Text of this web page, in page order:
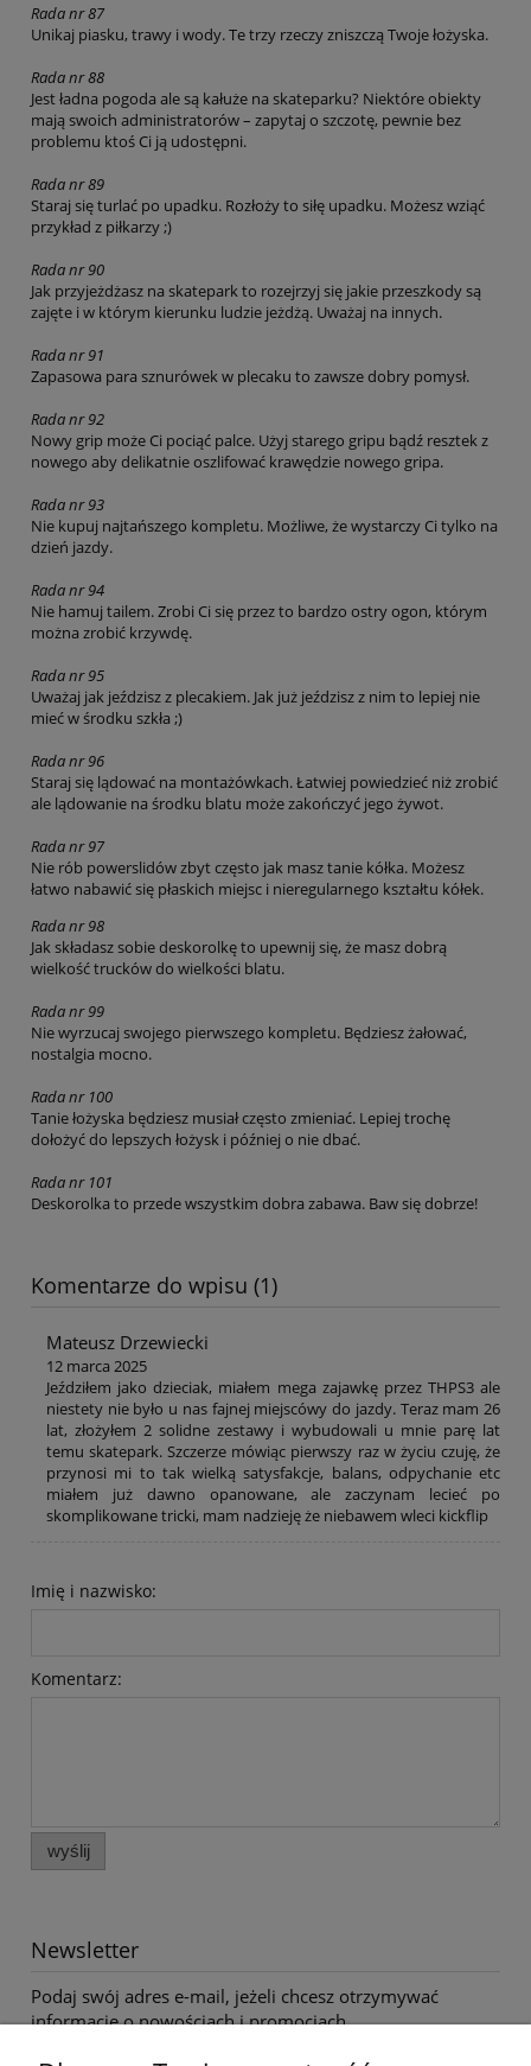
Rada nr 87
Unikaj piasku, trawy i wody. Te trzy rzeczy zniszczą Twoje łożyska.
Rada nr 88
Jest ładna pogoda ale są kałuże na skateparku? Niektóre obiekty
mają swoich administratorów – zapytaj o szczotę, pewnie bez
problemu ktoś Ci ją udostępni.
Rada nr 89
Staraj się turlać po upadku. Rozłoży to siłę upadku. Możesz wziąć
przykład z piłkarzy ;)
Rada nr 90
Jak przyjeżdżasz na skatepark to rozejrzyj się jakie przeszkody są
zajęte i w którym kierunku ludzie jeżdżą. Uważaj na innych.
Rada nr 91
Zapasowa para sznurówek w plecaku to zawsze dobry pomysł.
Rada nr 92
Nowy grip może Ci pociąć palce. Użyj starego gripu bądź resztek z
nowego aby delikatnie oszlifować krawędzie nowego gripa.
Rada nr 93
Nie kupuj najtańszego kompletu. Możliwe, że wystarczy Ci tylko na
dzień jazdy.
Rada nr 94
Nie hamuj tailem. Zrobi Ci się przez to bardzo ostry ogon, którym
można zrobić krzywdę.
Rada nr 95
Uważaj jak jeździsz z plecakiem. Jak już jeździsz z nim to lepiej nie
mieć w środku szkła ;)
Rada nr 96
Staraj się lądować na montażówkach. Łatwiej powiedzieć niż zrobić
ale lądowanie na środku blatu może zakończyć jego żywot.
Rada nr 97
Nie rób powerslidów zbyt często jak masz tanie kółka. Możesz
łatwo nabawić się płaskich miejsc i nieregularnego kształtu kółek.
Rada nr 98
Jak składasz sobie deskorolkę to upewnij się, że masz dobrą
wielkość trucków do wielkości blatu.
Rada nr 99
Nie wyrzucaj swojego pierwszego kompletu. Będziesz żałować,
nostalgia mocno.
Rada nr 100
Tanie łożyska będziesz musiał często zmieniać. Lepiej trochę
dołożyć do lepszych łożysk i później o nie dbać.
Rada nr 101
Deskorolka to przede wszystkim dobra zabawa. Baw się dobrze!
Komentarze do wpisu (1)
Mateusz Drzewiecki
12 marca 2025
Jeździłem jako dzieciak, miałem mega zajawkę przez THPS3 ale
niestety nie było u nas fajnej miejscówy do jazdy. Teraz mam 26
lat, złożyłem 2 solidne zestawy i wybudowali u mnie parę lat
temu skatepark. Szczerze mówiąc pierwszy raz w życiu czuję, że
przynosi mi to tak wielką satysfakcje, balans, odpychanie etc
miałem już dawno opanowane, ale zaczynam lecieć po
skomplikowane tricki, mam nadzieję że niebawem wleci kickflip
Imię i nazwisko:
Komentarz:
wyślij
Newsletter
Podaj swój adres e-mail, jeżeli chcesz otrzymywać
informacje o nowościach i promocjach.